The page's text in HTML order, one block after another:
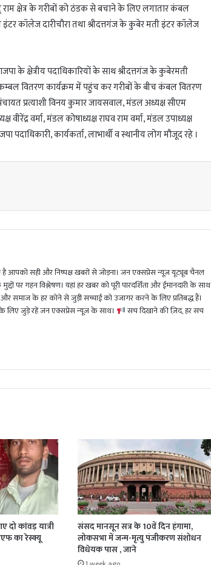
क्षेत्र के गरीबों को ठंडक से बचाने के लिए लगातार कंबल
कॉलेज दारीचौरा तथा श्रीदत्तगंज के कुबेर मती इंटर कॉलेज
के क्षेत्रीय पदाधिकारियों के साथ श्रीदत्तगंज के कुबेरमती
वितरण कार्यक्रम में पहुंच कर गरीबों के बीच कंबल वितरण
प्रत्याशी विनय कुमार जायसवाल, मंडल अध्यक्ष सीएम
वर्मा, मंडल कोषाध्यक्ष राघव राम वर्मा, मंडल उपाध्यक्ष
कार्यकर्ता, लाभार्थी व स्थानीय लोग मौजूद रहे ।
आपको सही और निष्पक्ष खबरों से जोड़ना। जन एक्सप्रेस न्यूज़ यूट्यूब चैनल
पर गहन विश्लेषण। यहां हर खबर को पूरी पारदर्शिता और ईमानदारी के साथ
के हर कोने से जुड़ी सच्चाई को उजागर करने के लिए प्रतिबद्ध हैं।
के लिए जुड़े रहें जन एक्सप्रेस न्यूज़ के साथ।
सच दिखाने की ज़िद, हर सच
दो कांवड़ यात्री
का रेस्क्यू
संसद मानसून सत्र के 10वें दिन हंगामा,
लोकसभा में जन्म-मृत्यु पंजीकरण संशोधन
विधेयक पास , जाने